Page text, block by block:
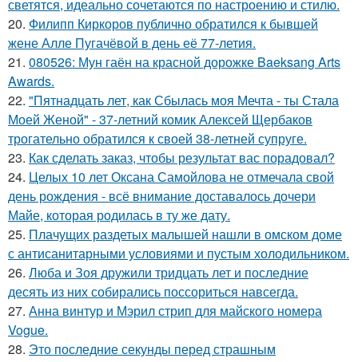
светятся, идеально сочетаются по настроению и стилю.
20. Филипп Киркоров публично обратился к бывшей
жене Алле Пугачёвой в день её 77-летия.
21. 080526: Мун гаён на красной дорожке Baeksang Arts
Awards.
22. "Пятнадцать лет, как Сбылась моя Мечта - ты Стала
Моей Женой" - 37-летний комик Алексей Щербаков
трогательно обратился к своей 38-летней супруге.
23. Как сделать заказ, чтобы результат вас порадовал?
24. Целых 10 лет Оксана Самойлова не отмечала свой
день рождения - всё внимание доставалось дочери
Майе, которая родилась в ту же дату.
25. Плачущих раздетых малышей нашли в омском доме
с антисанитарными условиями и пустым холодильником.
26. Люба и Зоя дружили тридцать лет и последние
десять из них собирались поссориться навсегда.
27. Анна винтур и Мэрил стрип для майского номера
Vogue.
28. Это последние секунды перед страшным